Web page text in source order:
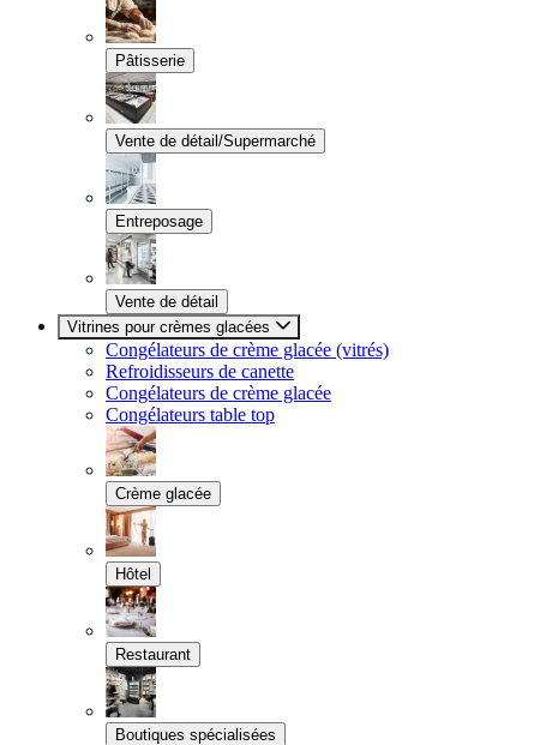
Pâtisserie
Vente de détail/Supermarché
Entreposage
Vente de détail
Vitrines pour crèmes glacées
Congélateurs de crème glacée (vitrés)
Refroidisseurs de canette
Congélateurs de crème glacée
Congélateurs table top
Crème glacée
Hôtel
Restaurant
Boutiques spécialisées